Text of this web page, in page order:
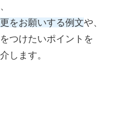
をお願いする例文や、
つけたいポイントを
します。